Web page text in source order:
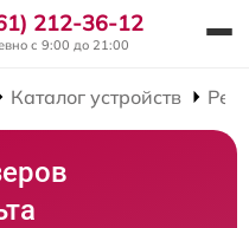
212-36-12
с 9:00 до 21:00
Каталог устройств